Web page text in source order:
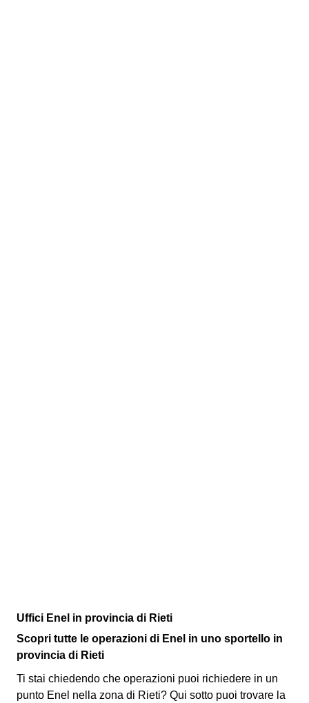
Uffici Enel in provincia di Rieti
Scopri tutte le operazioni di Enel in uno sportello in
provincia di Rieti
Ti stai chiedendo che operazioni puoi richiedere in un
punto Enel nella zona di Rieti? Qui sotto puoi trovare la